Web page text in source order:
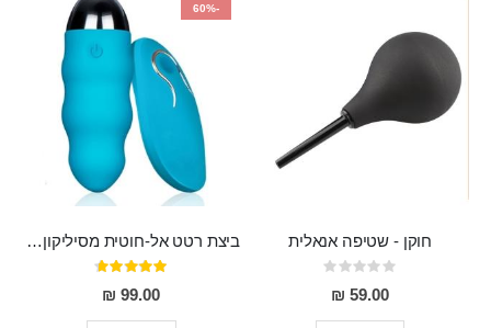
חוקן - שטיפה אנאלית
Rating:
0%
59.00 ₪
-60%
ביצת רטט אל-חוטית מסיליקון רפואי בגודל של 8 ס"מ ורוחב 3 ס"מ בעלת 20 מהירויות שונות "ENKI"
דירוג:
93%
99.00 ₪